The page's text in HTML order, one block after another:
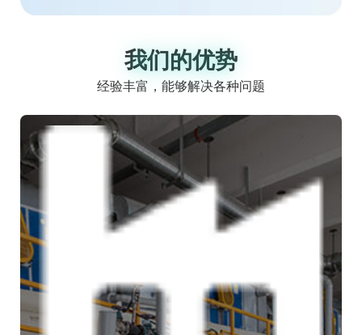
我们的优势
我们的优势
经验丰富，能够解决各种问题